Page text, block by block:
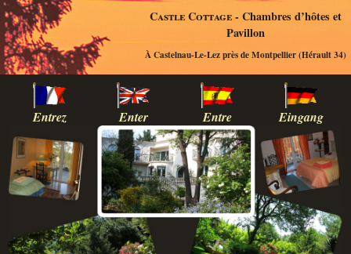
Castle Cottage- Chambres d’hôtes et
Pavillon
À Castelnau-Le-Lez près de Montpellier (Hérault 34)
Entrez Enter Entre Eingang